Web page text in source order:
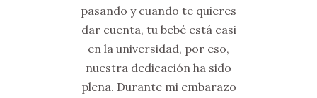
pasando y cuando te quieres
dar cuenta, tu bebé está casi
en la universidad, por eso,
nuestra dedicación ha sido
plena. Durante mi embarazo